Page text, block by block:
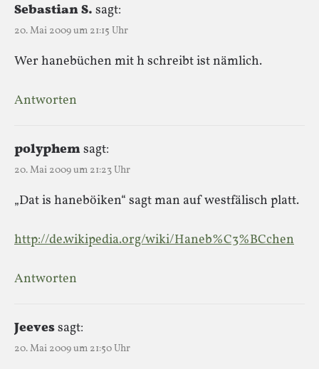
Sebastian S. sagt:
20. Mai 2009 um 21:15 Uhr
Wer hanebüchen mit h schreibt ist nämlich.
Antworten
polyphemsagt:
20. Mai 2009 um 21:23 Uhr
„Dat is haneböiken“ sagt man auf westfälisch platt.
http://de.wikipedia.org/wiki/Haneb%C3%BCchen
Antworten
Jeevessagt:
20. Mai 2009 um 21:50 Uhr